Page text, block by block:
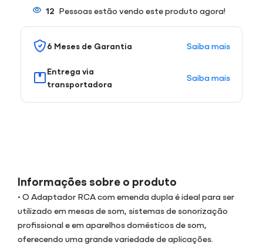
12 Pessoas estão vendo este produto agora!
6 Meses de Garantia Saiba mais
Entrega via
transportadora
Saiba mais
Informações sobre o produto
• O Adaptador RCA com emenda dupla é ideal para ser
utilizado em mesas de som, sistemas de sonorização
profissional e em aparelhos domésticos de som,
oferecendo uma grande variedade de aplicações.